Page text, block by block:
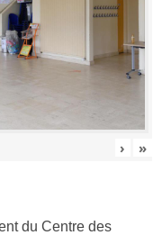
› »
du Centre des